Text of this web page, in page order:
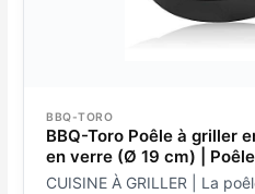
BBQ-TORO
BBQ-Toro Poêle à griller
en verre (Ø 19 cm) |
avec couvercle, poêle à
CUISINE À GRILLER | La